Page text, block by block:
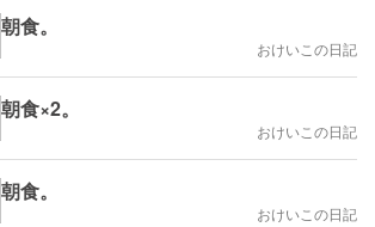
朝食。
おけいこの日記
朝食×2。
おけいこの日記
朝食。
おけいこの日記